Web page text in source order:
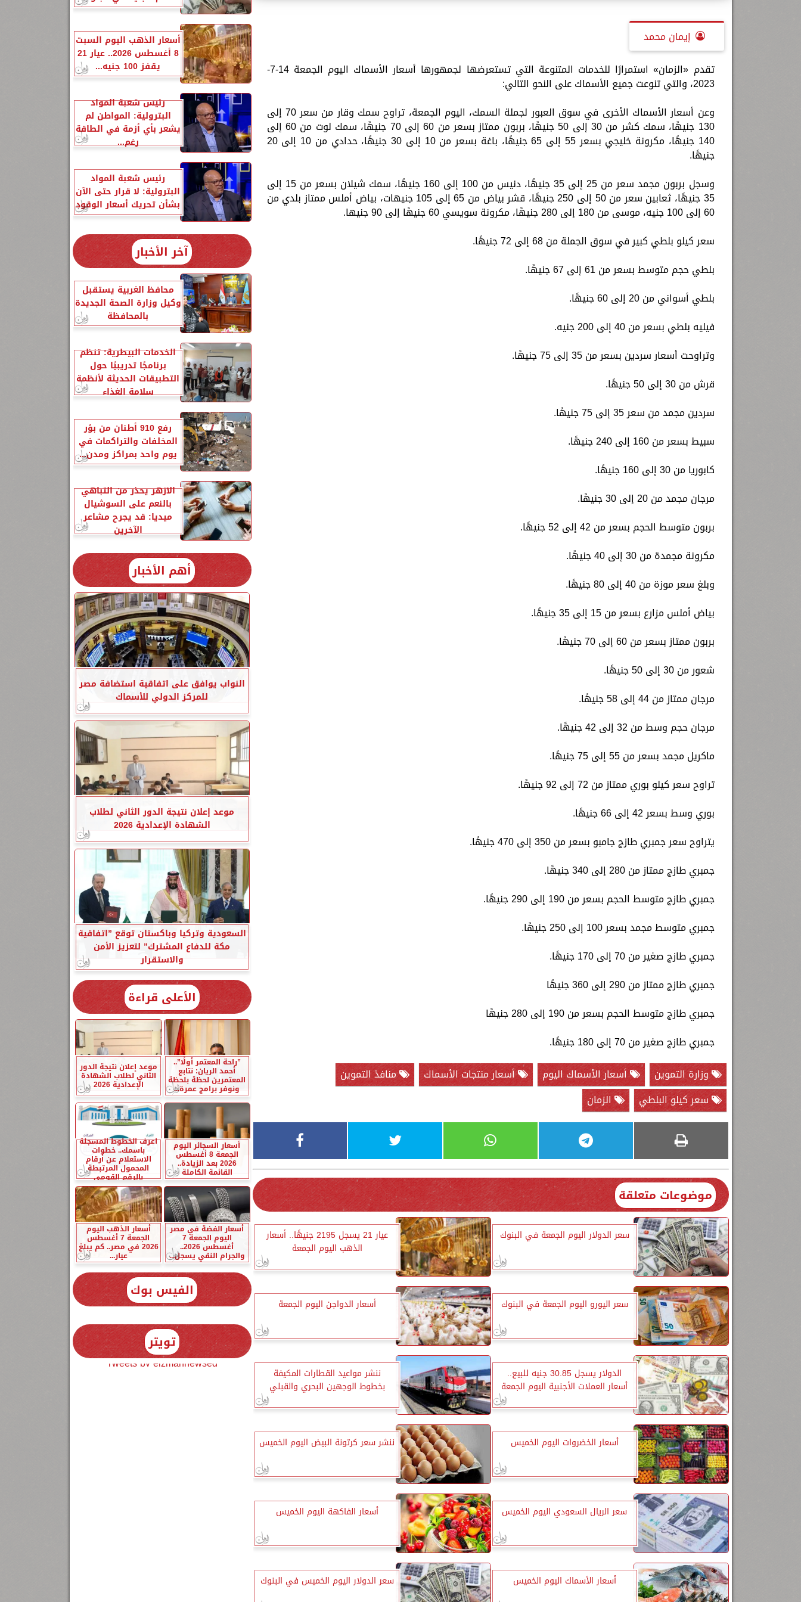
إيمان محمد
تقدم «الزمان» استمرارًا للخدمات المتنوعة التي تستعرضها لجمهورها أسعار الأسماك اليوم الجمعة 14-7-
2023، والتي تنوعت جميع الأسماك على النحو التالي:
وعن أسعار الأسماك الأخرى في سوق العبور لجملة السمك، اليوم الجمعة، تراوح سمك وقار من سعر 70 إلى
130 جنيهًا، سمك كشر من 30 إلى 50 جنيهًا، بربون ممتاز بسعر من 60 إلى 70 جنيهًا، سمك لوت من 60 إلى
140 جنيهًا، مكرونة خليجي بسعر 55 إلى 65 جنيهًا، باغة بسعر من 10 إلى 30 جنيهًا، حدادي من 10 إلى 20
جنيهًا.
وسجل بربون مجمد سعر من 25 إلى 35 جنيهًا، دنيس من 100 إلى 160 جنيهًا، سمك شيلان بسعر من 15 إلى
35 جنيهًا، ثعابين سعر من 50 إلى 250 جنيهًا، قشر بياض من 65 إلى 105 جنيهات، بياض أملس ممتاز بلدي من
60 إلى 100 جنيه، موسى من 180 إلى 280 جنيهًا، مكرونة سويسي 60 جنيهًا إلى 90 جنيها.
سعر كيلو بلطي كبير في سوق الجملة من 68 إلى 72 جنيهًا.
بلطي حجم متوسط بسعر من 61 إلى 67 جنيهًا.
بلطي أسواني من 20 إلى 60 جنيهًا.
فيليه بلطي بسعر من 40 إلى 200 جنيه.
وتراوحت أسعار سردين بسعر من 35 إلى 75 جنيهًا.
قرش من 30 إلى 50 جنيهًا.
سردين مجمد من سعر 35 إلى 75 جنيهًا.
سبيط بسعر من 160 إلى 240 جنيهًا.
كابوريا من 30 إلى 160 جنيهًا.
مرجان مجمد من 20 إلى 30 جنيهًا.
بربون متوسط الحجم بسعر من 42 إلى 52 جنيهًا.
مكرونة مجمدة من 30 إلى 40 جنيهًا.
وبلغ سعر موزة من 40 إلى 80 جنيهًا.
بياض أملس مزارع بسعر من 15 إلى 35 جنيهًا.
بربون ممتاز بسعر من 60 إلى 70 جنيهًا.
شعور من 30 إلى 50 جنيهًا.
مرجان ممتاز من 44 إلى 58 جنيهًا.
مرجان حجم وسط من 32 إلى 42 جنيهًا.
ماكريل مجمد بسعر من 55 إلى 75 جنيهًا.
تراوح سعر كيلو بوري ممتاز من 72 إلى 92 جنيهًا.
بوري وسط بسعر 42 إلى 66 جنيهًا.
يتراوح سعر جمبري طازج جامبو بسعر من 350 إلى 470 جنيهًا.
جمبري طازج ممتاز من 280 إلى 340 جنيهًا.
جمبري طازج متوسط الحجم بسعر من 190 إلى 290 جنيهًا.
جمبري متوسط مجمد بسعر 100 إلى 250 جنيهًا.
جمبري طازج صغير من 70 إلى 170 جنيهًا.
جمبري طازج ممتاز من 290 إلى 360 جنيهًا
جمبري طازج متوسط الحجم بسعر من 190 إلى 280 جنيهًا
جمبري طازج صغير من 70 إلى 180 جنيهًا.
وزارة التموين
أسعار الأسماك اليوم أسعار منتجات الأسماك
منافذ التموين
سعر كيلو البلطي
الزمان
موضوعات متعلقة
سعر الدولار اليوم الجمعة في البنوك
عيار 21 يسجل 2195 جنيهًا.. أسعار
الذهب اليوم الجمعة
سعر اليورو اليوم الجمعة في البنوك أسعار الدواجن اليوم الجمعة
الدولار يسجل 30.85 جنيه للبيع..
أسعار العملات الأجنبية اليوم الجمعة
ننشر مواعيد القطارات المكيفة
بخطوط الوجهين البحري والقبلي
أسعار الخضروات اليوم الخميس ننشر سعر كرتونة البيض اليوم الخميس
سعر الريال السعودي اليوم الخميس أسعار الفاكهة اليوم الخميس
أسعار الأسماك اليوم الخميس سعر الدولار اليوم الخميس في البنوك
أسعار الذهب اليوم السبت
8 أغسطس 2026.. عيار 21
يقفز 100 جنيه...
رئيس شعبة المواد
البترولية: المواطن لم
يشعر بأي أزمة في الطاقة
رغم...
رئيس شعبة المواد
البترولية: لا قرار حتى الآن
بشأن تحريك أسعار الوقود
آخر الأخبار
محافظ الغربية يستقبل
وكيل وزارة الصحة الجديدة
بالمحافظة
الخدمات البيطرية: تنظم
برنامجًا تدريبيًا حول
التطبيقات الحديثة لأنظمة
سلامة الغذاء
رفع 910 أطنان من بؤر
المخلفات والتراكمات في
يوم واحد بمراكز ومدن...
الأزهر يحذر من التباهي
بالنعم على السوشيال
ميديا: قد يجرح مشاعر
الآخرين
أهم الأخبار
النواب يوافق على اتفاقية استضافة مصر
للمركز الدولي للأسماك
موعد إعلان نتيجة الدور الثاني لطلاب
الشهادة الإعدادية 2026
السعودية وتركيا وباكستان توقع ”اتفاقية
مكة للدفاع المشترك” لتعزيز الأمن
والاستقرار
الأعلى قراءة
”راحة المعتمر أولًا”..
أحمد الريان: نتابع
المعتمرين لحظة بلحظة
ونوفر برامج عمرة...
موعد إعلان نتيجة الدور
الثاني لطلاب الشهادة
الإعدادية 2026
أسعار السجائر اليوم
الجمعة 8 أغسطس
2026 بعد الزيادة..
القائمة الكاملة
اعرف الخطوط المسجلة
باسمك.. خطوات
الاستعلام عن أرقام
المحمول المرتبطة
بالرقم القومي
أسعار الفضة في مصر
اليوم الجمعة 7
أغسطس 2026..
والجرام النقي يسجل...
أسعار الذهب اليوم
الجمعة 7 أغسطس
2026 في مصر.. كم يبلغ
عيار...
الفيس بوك
تويتر
Tweets by elzmannewseg